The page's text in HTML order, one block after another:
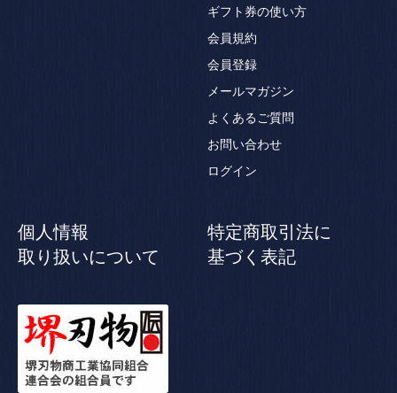
ギフト券の使い方
会員規約
会員登録
メールマガジン
よくあるご質問
お問い合わせ
ログイン
個人情報
取り扱いについて
特定商取引法に
基づく表記